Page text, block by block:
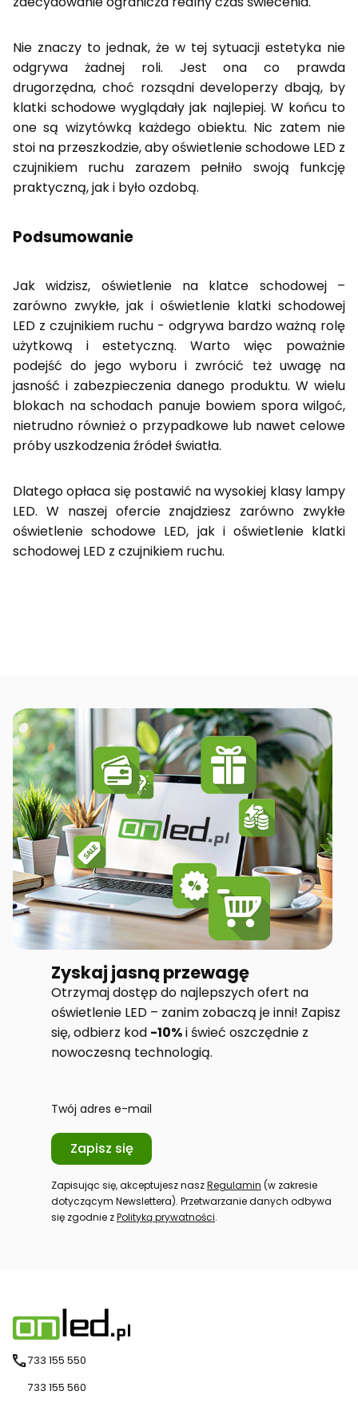
Nie znaczy to jednak, że w tej sytuacji estetyka nie
odgrywa żadnej roli. Jest ona co prawda
drugorzędna, choć rozsądni developerzy dbają, by
klatki schodowe wyglądały jak najlepiej. W końcu to
one są wizytówką każdego obiektu. Nic zatem nie
stoi na przeszkodzie, aby oświetlenie schodowe LED z
czujnikiem ruchu zarazem pełniło swoją funkcję
praktyczną, jak i było ozdobą.
Podsumowanie
Jak widzisz, oświetlenie na klatce schodowej –
zarówno zwykłe, jak i oświetlenie klatki schodowej
LED z czujnikiem ruchu - odgrywa bardzo ważną rolę
użytkową i estetyczną. Warto więc poważnie
podejść do jego wyboru i zwrócić też uwagę na
jasność i zabezpieczenia danego produktu. W wielu
blokach na schodach panuje bowiem spora wilgoć,
nietrudno również o przypadkowe lub nawet celowe
próby uszkodzenia źródeł światła.
Dlatego opłaca się postawić na wysokiej klasy lampy
LED. W naszej ofercie znajdziesz zarówno zwykłe
oświetlenie schodowe LED, jak i oświetlenie klatki
schodowej LED z czujnikiem ruchu.
Zyskaj jasną przewagę
Otrzymaj dostęp do najlepszych ofert na
oświetlenie LED – zanim zobaczą je inni! Zapisz
się, odbierz kod -10%i świeć oszczędnie z
nowoczesną technologią.
Twój adres e-mail
Zapisz się
Zapisując się, akceptujesz naszRegulamin (w zakresie
dotyczącym Newslettera). Przetwarzanie danych odbywa
się zgodnie zPolityką prywatności.
733 155 550
733 155 560